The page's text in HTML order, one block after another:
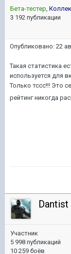
Бета-тестер
3 192 публикации
Опубликовано: 22
Такая статистика
используется для
Только тссс!!! Это
рейтинг никогда
Dantist
Участник
5 998 публикаций
10 259 боёв